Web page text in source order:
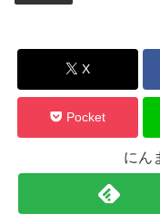
X
Pocket
にん